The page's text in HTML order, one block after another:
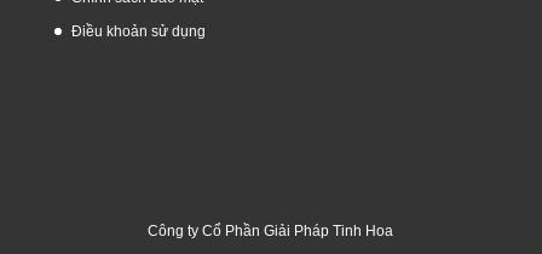
Điều khoản sử dụng
Công ty Cổ Phần Giải Pháp Tinh Hoa